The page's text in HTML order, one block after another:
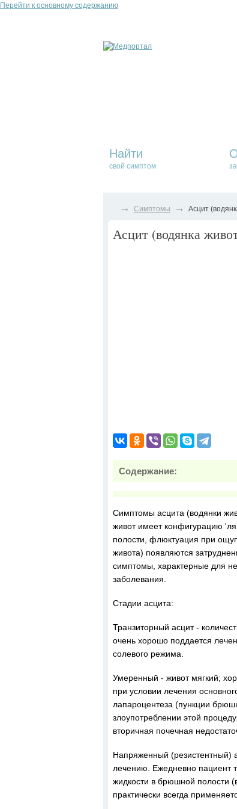
Перейти к основному содержанию
Найти
свой симптом
→ Симптомы → Асцит
Асцит (водянка
Содержание:
Симптомы асцита (водянки
живот имеет конфигурацию
полости, флюктуация при
живота) появляются
симптомы, характерные для
заболевания.
Стадии асцита:
Транзиторный асцит -
очень хорошо поддается
солевого режима.
Умеренный - живот мягкий;
при условии лечения
лапароцентеза (пункции
злоупотреблении этой
вторичная почечная
Напряженный (резистентный)
лечению. Ежедневно пациент
жидкости в брюшной полости
практически всегда